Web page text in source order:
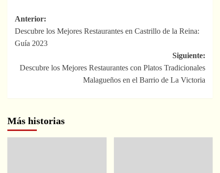
Navegación
de
Anterior:
Descubre los Mejores Restaurantes en Castrillo de la Reina:
Guía 2023
Siguiente:
Descubre los Mejores Restaurantes con Platos Tradicionales
Malagueños en el Barrio de La Victoria
Más historias